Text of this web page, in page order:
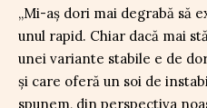
„Mi-aș dori mai degrabă să
unul rapid. Chiar dacă mai
unei variante stabile e de
și care oferă un soi de
spunem, din perspectiva